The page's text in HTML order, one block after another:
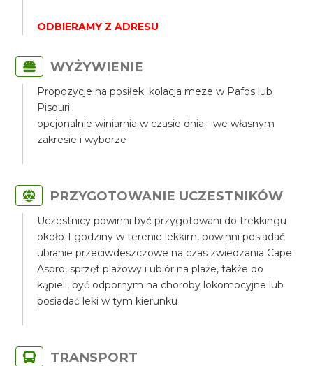
ODBIERAMY Z ADRESU
WYŻYWIENIE
Propozycje na posiłek: kolacja meze w Pafos lub
Pisouri
opcjonalnie winiarnia w czasie dnia - we własnym
zakresie i wyborze
PRZYGOTOWANIE UCZESTNIKÓW
Uczestnicy powinni być przygotowani do trekkingu
około 1 godziny w terenie lekkim, powinni posiadać
ubranie przeciwdeszczowe na czas zwiedzania Cape
Aspro, sprzęt plażowy i ubiór na plaże, także do
kąpieli, być odpornym na choroby lokomocyjne lub
posiadać leki w tym kierunku
TRANSPORT